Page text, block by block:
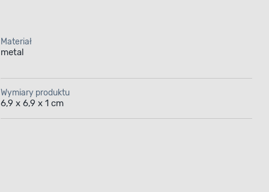
Materiał
metal
Wymiary produktu
6,9 x 6,9 x 1 cm